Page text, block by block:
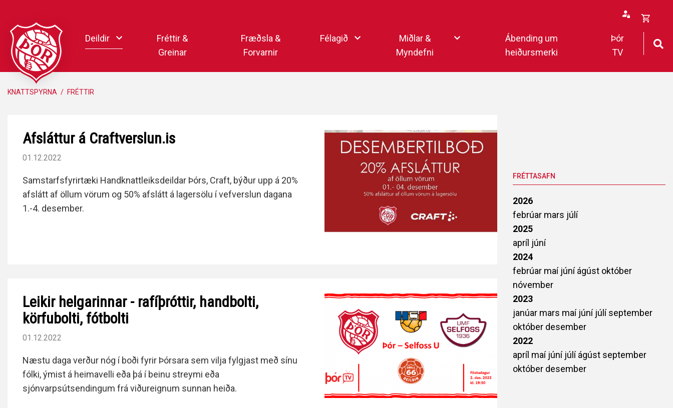
efni
Deildir
Handbolti
Pílukast
Taekwondo
Keila
Fréttir &
Greinar
Fræðsla &
Forvarnir
Félagið
Þórsmerkið (logo)
Sagan og heiðursmerki
Íþróttafólk Þórs
Handbók aðalstjórnar Þórs
Miðlar &
Myndefni
Myndaalbúm
Vertíðarlok Knattspyrnudeildar 2022
Ábending um
heiðursmerki
Þór
TV
Opna
körfu
KNATTSPYRNA / FRÉTTIR
Afsláttur á Craftverslun.is
01.12.2022
Samstarfsfyrirtæki Handknattleiksdeildar Þórs, Craft, býður upp á 20%
afslátt af öllum vörum og 50% afslátt á lagersölu í vefverslun dagana
1.-4. desember.
Leikir helgarinnar - rafíþróttir, handbolti,
körfubolti, fótbolti
01.12.2022
Næstu daga verður nóg í boði fyrir Þórsara sem vilja fylgjast með sínu
fólki, ýmist á heimavelli eða þá í beinu streymi eða
sjónvarpsútsendingum frá viðureignum sunnan heiða.
FRÉTTASAFN
2026
febrúar mars júlí
2025
apríl júní
2024
febrúar maí júníágúst október
nóvember
2023
janúar mars maí júní júlíseptember
október desember
2022
apríl maí júní júlíágúst september
október desember